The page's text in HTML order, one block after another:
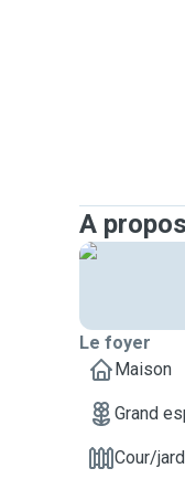
A
Le foyer
Maison
Grand
Cour/